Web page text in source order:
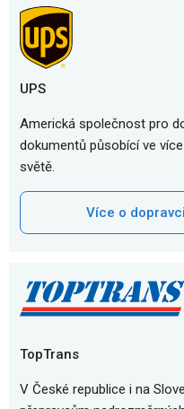
UPS
Americká společnost pro
dokumentů působící ve
světě.
Více o dopravci
TopTrans
V České republice i na